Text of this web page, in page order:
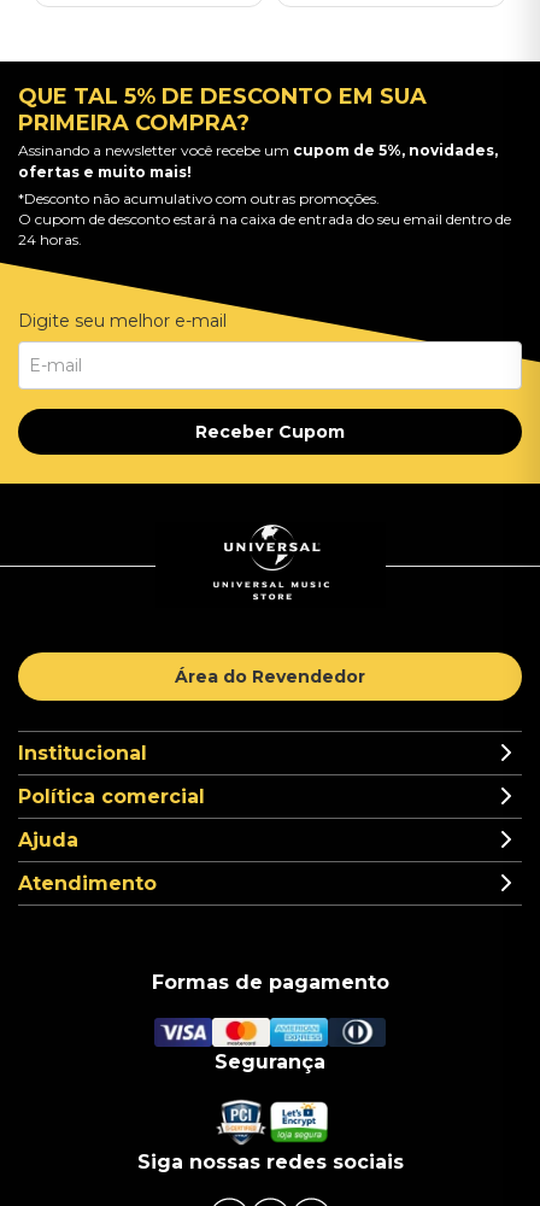
QUE TAL 5% DE DESCONTO EM SUA
PRIMEIRA COMPRA?
Assinando a newsletter você recebe um cupom de 5%, novidades,
ofertas e muito mais!
*Desconto não acumulativo com outras promoções.
O cupom de desconto estará na caixa de entrada do seu email dentro de
24 horas.
Digite seu melhor e-mail
Receber Cupom
Área do Revendedor
Institucional
Política comercial
Ajuda
Atendimento
Formas de pagamento
Segurança
Siga nossas redes sociais